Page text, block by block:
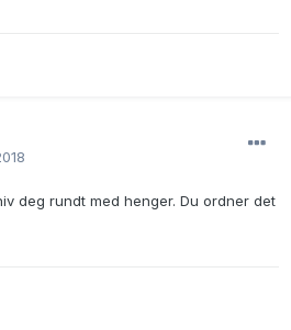
deg rundt med henger. Du ordner det